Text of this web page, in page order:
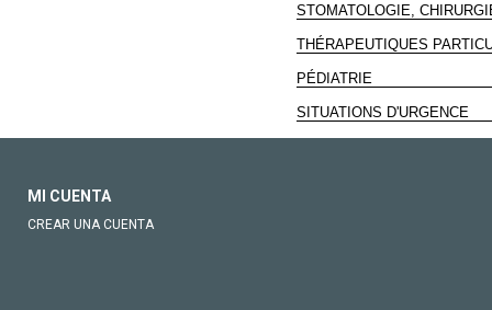
STOMATOLOGIE,
THÉRAPEUTIQUES
PÉDIATRIE
SITUATIONS D'URGENCE
MI CUENTA
CREAR UNA CUENTA